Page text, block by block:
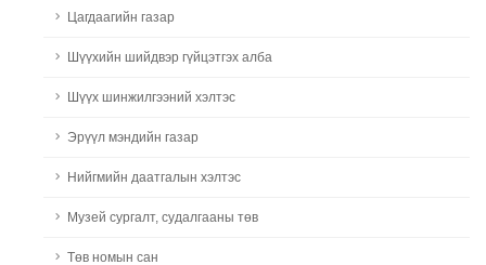
Цагдаагийн газар
Шүүхийн шийдвэр гүйцэтгэх алба
Шүүх шинжилгээний хэлтэс
Эрүүл мэндийн газар
Нийгмийн даатгалын хэлтэс
Музей сургалт, судалгааны төв
Төв номын сан